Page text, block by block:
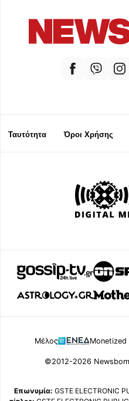
Ταυτότητα Όροι Χρήσης
Μέλος Monetized
©2012-2026
Επωνυμία: GSTE ELECTRONIC